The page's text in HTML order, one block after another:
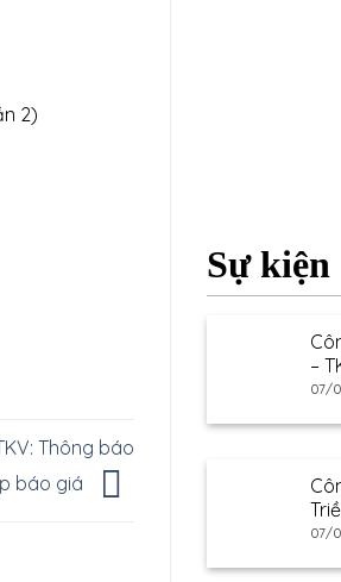
2)
Thông báo
báo giá
Sự kiện
–
thư
07/
giá
07/